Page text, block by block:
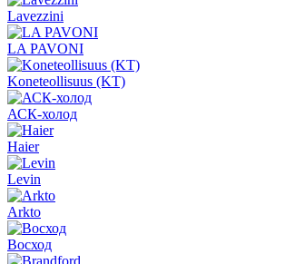
Lavezzini
LA PAVONI
Koneteollisuus (KT)
АСК-холод
Haier
Levin
Arkto
Восход